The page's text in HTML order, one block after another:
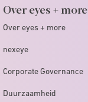
Over eyes + more
Over eyes + more
nexeye
Corporate Governance
Duurzaamheid